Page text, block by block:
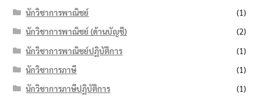
นักวิชาการพาณิชย์
(1)
นักวิชาการพาณิชย์ (ด้านบัญชี)
(2)
นักวิชาการพาณิชย์ปฏิบัติการ
(1)
นักวิชาการภาษี
(1)
นักวิชาการภาษีปฏิบัติการ
(1)